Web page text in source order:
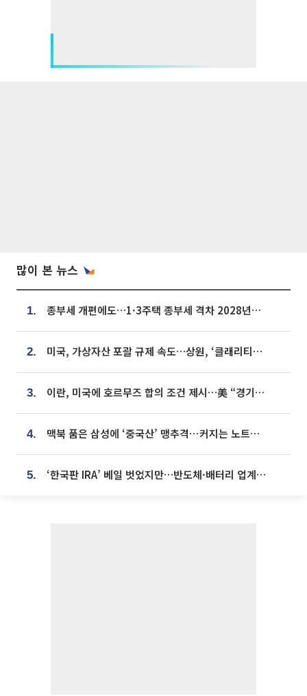
많이 본 뉴스
1. 종부세 개편에도…1·3주택 종부세 격차 2028년부터 확대
2. 미국, 가상자산 포괄 규제 속도…상원, ‘클래리티법’ 9월 절차투표 추진
3. 이란, 미국에 호르무즈 합의 조건 제시…美 “경기 아직 안 끝나” [종합]
4. 맥북 품은 삼성에 ‘중국산’ 맹추격⋯커지는 노트북 OLED 시장
5. ‘한국판 IRA’ 베일 벗었지만…반도체·배터리 업계 “시행령이 관건”